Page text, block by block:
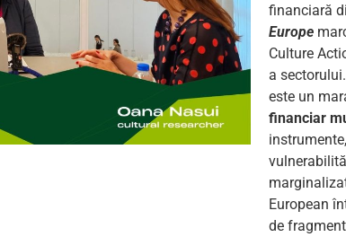
financiară
Europe
Culture
a
este un
financiar
European
de